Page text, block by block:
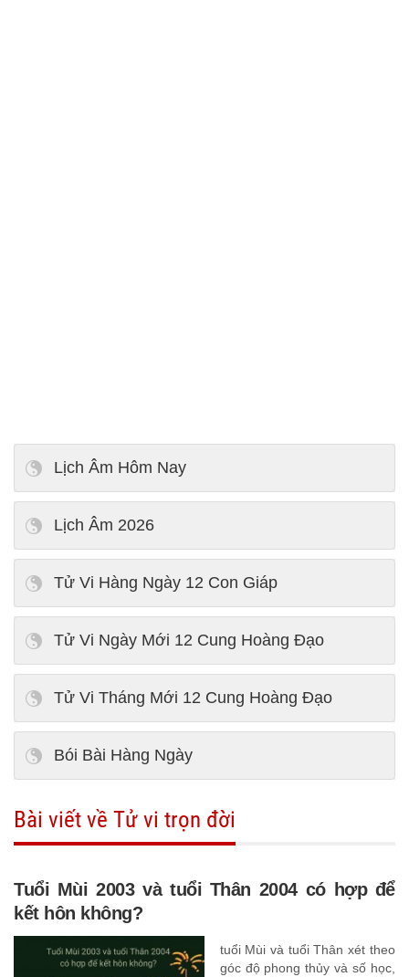
Lịch Âm Hôm Nay
Lịch Âm 2026
Tử Vi Hàng Ngày 12 Con Giáp
Tử Vi Ngày Mới 12 Cung Hoàng Đạo
Tử Vi Tháng Mới 12 Cung Hoàng Đạo
Bói Bài Hàng Ngày
Bài viết về Tử vi trọn đời
Tuổi Mùi 2003 và tuổi Thân 2004 có hợp để
kết hôn không?
tuổi Mùi và tuổi Thân xét theo
góc độ phong thủy và số học,